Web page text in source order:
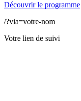
Découvrir le programme
/?via=votre-nom
Votre lien de suivi